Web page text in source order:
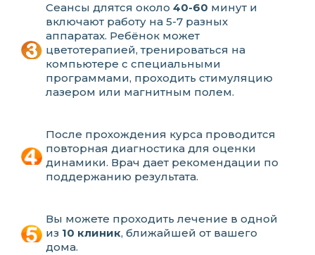
Сеансы длятся около 40-60 минут и
включают работу на 5-7 разных
аппаратах. Ребёнок может
цветотерапией, тренироваться на
компьютере с специальными
программами, проходить стимуляцию
лазером или магнитным полем.
После прохождения курса проводится
повторная диагностика для оценки
динамики. Врач дает рекомендации по
поддержанию результата.
Вы можете проходить лечение в одной
из 10 клиник, ближайшей от вашего
дома.